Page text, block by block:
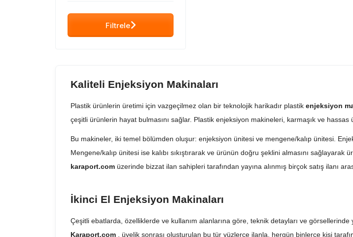
Filtrele
Kaliteli Enjeksiyon Makinaları
Plastik ürünlerin üretimi için vazgeçilmez olan bir teknolojik harikadır plastik enjeksiyon
çeşitli ürünlerin hayat bulmasını sağlar. Plastik enjeksiyon makineleri, karmaşık ve
Bu makineler, iki temel bölümden oluşur: enjeksiyon ünitesi ve mengene/kalıp ünitesi.
Mengene/kalıp ünitesi ise kalıbı sıkıştırarak ve ürünün doğru şeklini almasını sağlayarak
karaport.com üzerinde bizzat ilan sahipleri tarafından yayına alınmış birçok satış ilanı
İkinci El Enjeksiyon Makinaları
Çeşitli ebatlarda, özelliklerde ve kullanım alanlarına göre, teknik detayları ve görsellerinde
Karaport.com , üyelik sonrası oluşturulan bu tür yüzlerce ilanla, hergün binlerce kişi